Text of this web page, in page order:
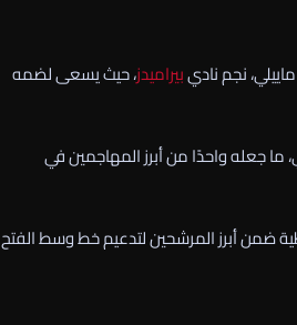
نجم ناديبيراميدز، حيث يسعى لضمه
ما جعله واحدًا من أبرز المهاجمين في
ضمن أبرز المرشحين لتدعيم خط وسط الفتح